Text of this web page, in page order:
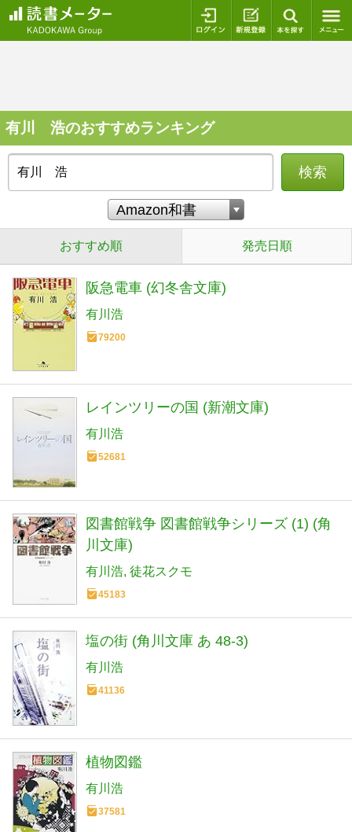
ログイン 新規登録
有川 浩のおすすめランキング
検索
おすすめ順 発売日順
阪急電車 (幻冬舎文庫)
有川浩
79200
レインツリーの国 (新潮文庫)
有川浩
52681
図書館戦争 図書館戦争シリーズ (1) (角
川文庫)
有川浩 徒花スクモ
45183
塩の街 (角川文庫 あ 48-3)
有川浩
41136
植物図鑑
有川浩
37581